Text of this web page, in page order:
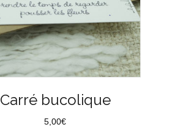
Carré bucolique
5,00€